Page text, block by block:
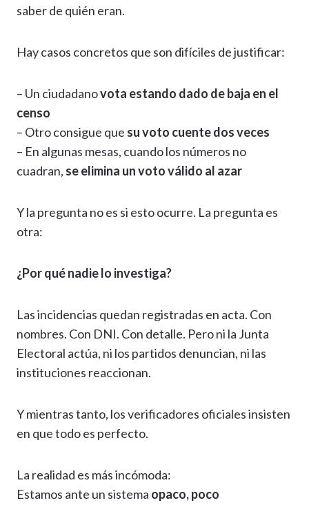
saber de quién eran.
Hay casos concretos que son difíciles de justificar:
– Un ciudadanovota estando dado de baja en el
censo
– Otro consigue que su voto cuente dos veces
– En algunas mesas, cuando los números no
cuadran, se elimina un voto válido al azar
Y la pregunta no es si esto ocurre. La pregunta es
otra:
¿Por qué nadie lo investiga?
Las incidencias quedan registradas en acta. Con
nombres. Con DNI. Con detalle. Pero ni la Junta
Electoral actúa, ni los partidos denuncian, ni las
instituciones reaccionan.
Y mientras tanto, los verificadores oficiales insisten
en que todo es perfecto.
La realidad es más incómoda:
Estamos ante un sistema opaco, poco